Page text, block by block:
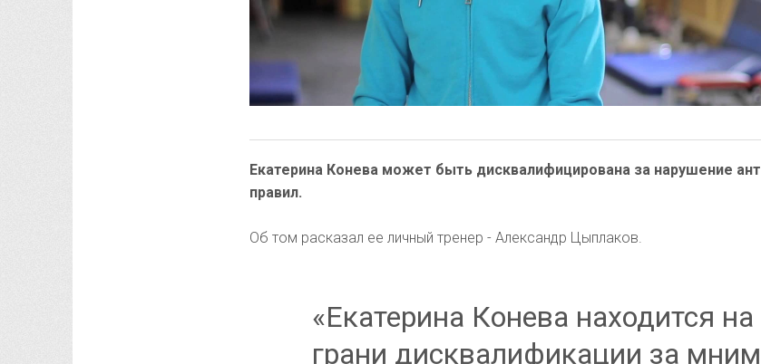
Екатерина Конева может быть дисквалифицирована за нарушение
правил.
Об том расказал ее личный тренер - Александр Цыплаков.
«Екатерина Конева находится на
грани дисквалификации за